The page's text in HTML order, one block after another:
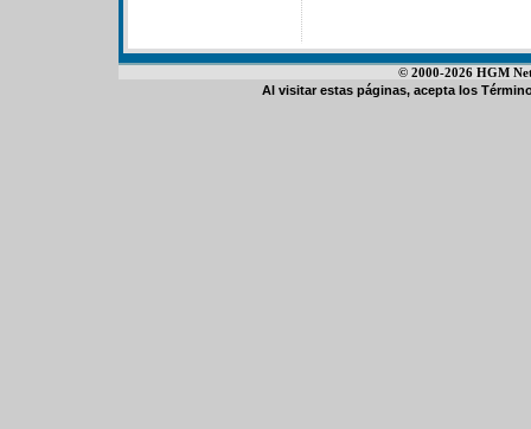
© 2000-2026 HGM
Al visitar estas páginas, acepta los